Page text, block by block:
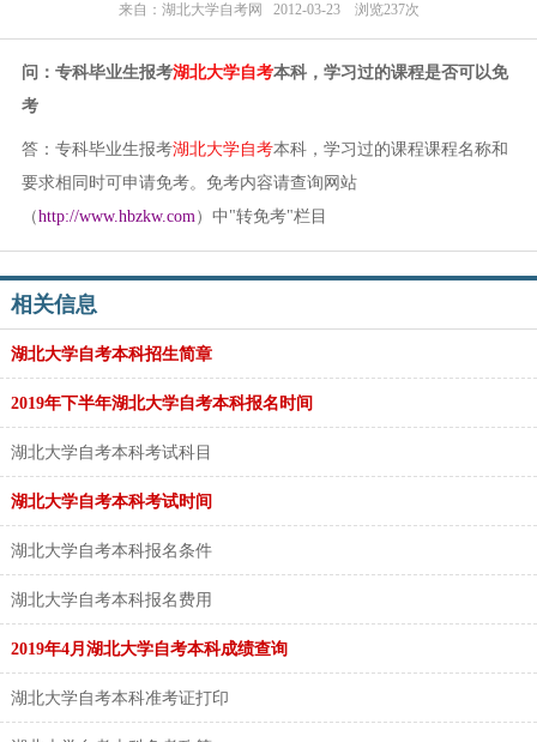
来自：湖北大学自考网 2012-03-23 浏览237次
问：专科毕业生报考湖北大学自考本科，学习过的课程是否可以免
考
答：专科毕业生报考湖北大学自考本科，学习过的课程课程名称和
要求相同时可申请免考。免考内容请查询网站
（http://www.hbzkw.com）中"转免考"栏目
相关信息
湖北大学自考本科招生简章
2019年下半年湖北大学自考本科报名时间
湖北大学自考本科考试科目
湖北大学自考本科考试时间
湖北大学自考本科报名条件
湖北大学自考本科报名费用
2019年4月湖北大学自考本科成绩查询
湖北大学自考本科准考证打印